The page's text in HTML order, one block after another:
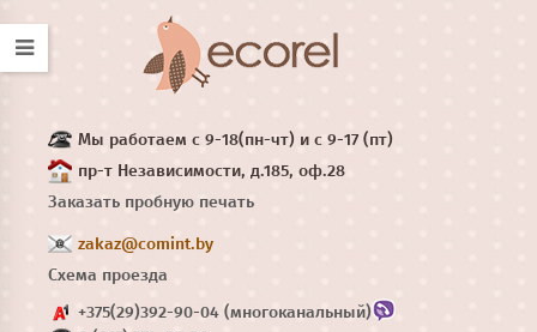
Мы работаем с 9-18(пн-чт) и с 9-17 (пт)
пр-т Независимости, д.185, оф.28
Заказать пробную печать
zakaz@comint.by
Схема проезда
+375(29)392-90-04 (многоканальный)